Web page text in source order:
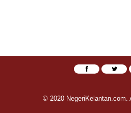
© 2020 NegeriKelantan.com.